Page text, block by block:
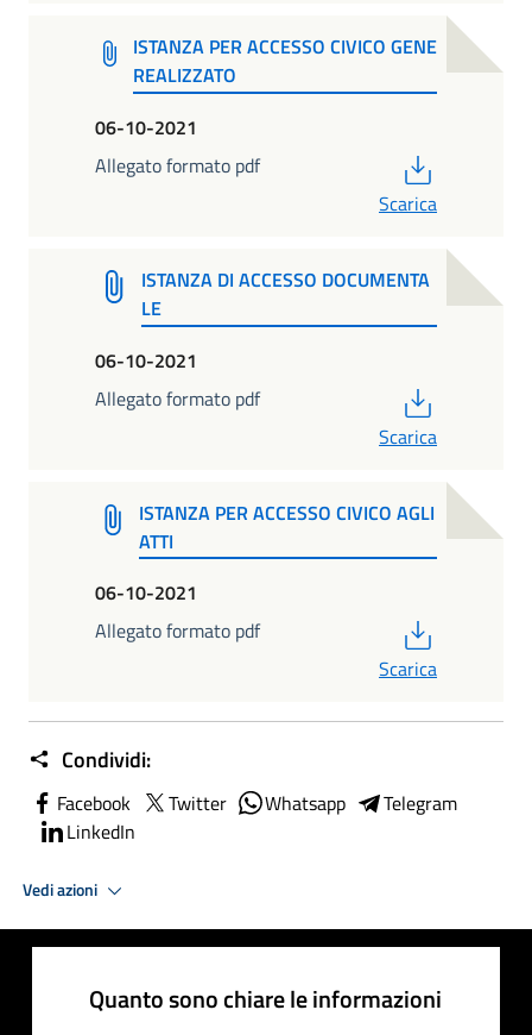
ISTANZA PER ACCESSO CIVICO GENE
REALIZZATO
06-10-2021
Allegato formato pdf
Scarica
ISTANZA DI ACCESSO DOCUMENTA
LE
06-10-2021
Allegato formato pdf
Scarica
ISTANZA PER ACCESSO CIVICO AGLI
ATTI
06-10-2021
Allegato formato pdf
Scarica
Condividi:
Facebook Twitter Whatsapp
Telegram
LinkedIn
Vedi azioni
Quanto sono chiare le informazioni